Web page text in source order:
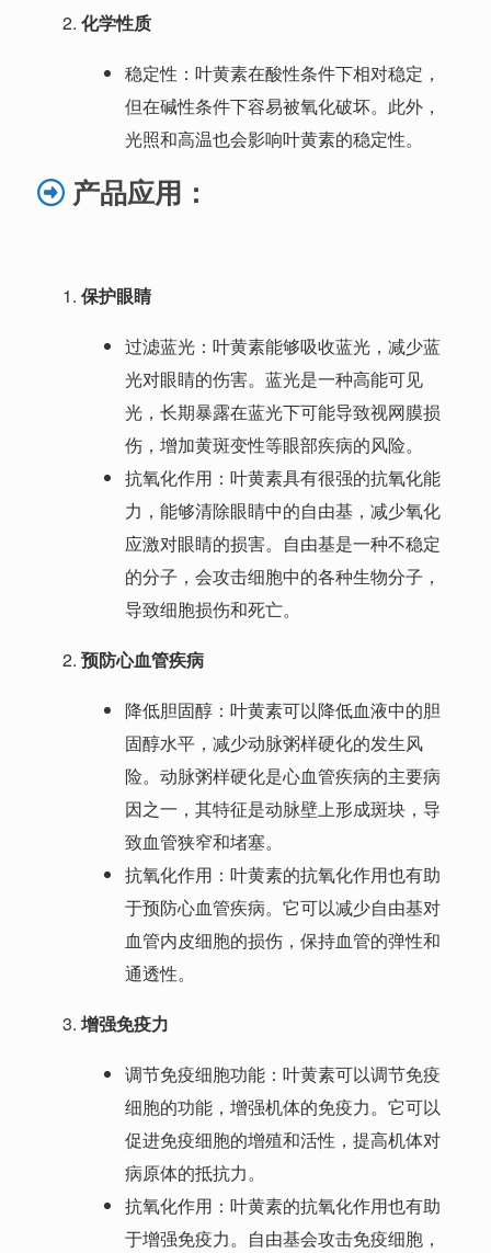
化学性质
稳定性：叶黄素在酸性条件下相对稳定，
但在碱性条件下容易被氧化破坏。此外，
光照和高温也会影响叶黄素的稳定性。
产品应用：
保护眼睛
过滤蓝光：叶黄素能够吸收蓝光，减少蓝
光对眼睛的伤害。蓝光是一种高能可见
光，长期暴露在蓝光下可能导致视网膜损
伤，增加黄斑变性等眼部疾病的风险。
抗氧化作用：叶黄素具有很强的抗氧化能
力，能够清除眼睛中的自由基，减少氧化
应激对眼睛的损害。自由基是一种不稳定
的分子，会攻击细胞中的各种生物分子，
导致细胞损伤和死亡。
预防心血管疾病
降低胆固醇：叶黄素可以降低血液中的胆
固醇水平，减少动脉粥样硬化的发生风
险。动脉粥样硬化是心血管疾病的主要病
因之一，其特征是动脉壁上形成斑块，导
致血管狭窄和堵塞。
抗氧化作用：叶黄素的抗氧化作用也有助
于预防心血管疾病。它可以减少自由基对
血管内皮细胞的损伤，保持血管的弹性和
通透性。
增强免疫力
调节免疫细胞功能：叶黄素可以调节免疫
细胞的功能，增强机体的免疫力。它可以
促进免疫细胞的增殖和活性，提高机体对
病原体的抵抗力。
抗氧化作用：叶黄素的抗氧化作用也有助
于增强免疫力。自由基会攻击免疫细胞，